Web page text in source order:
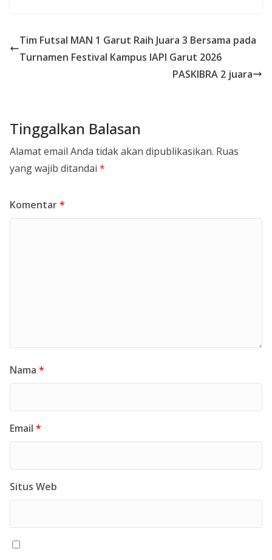
Tim Futsal MAN 1 Garut Raih Juara 3 Bersama pada
Turnamen Festival Kampus IAPI Garut 2026
PASKIBRA 2 juara
Tinggalkan Balasan
Alamat email Anda tidak akan dipublikasikan. Ruas
yang wajib ditandai *
Komentar*
Nama *
Email *
Situs Web